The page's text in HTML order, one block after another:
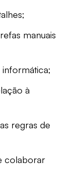
manuais
à
regras de
colaborar